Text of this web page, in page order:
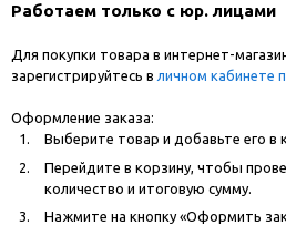
Работаем только с юр. лицами
Для покупки товара в интернет-
зарегистрируйтесь в личном кабинете
Оформление заказа:
Выберите товар и добавьте его в
Перейдите в корзину, чтобы
количество и итоговую сумму.
Нажмите на кнопку «Оформить